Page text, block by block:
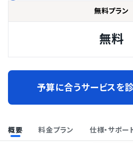
無料プラン
無料
予算に合うサービスを
概要 料金プラン 仕様・サポー